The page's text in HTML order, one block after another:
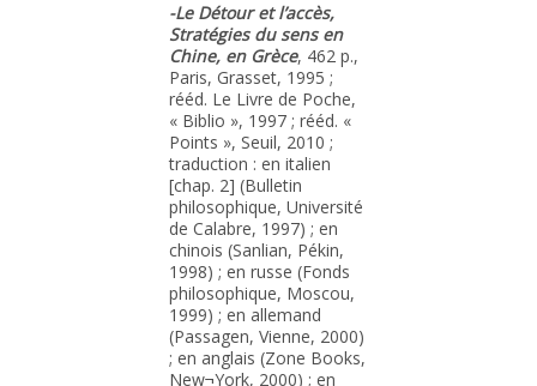
-Le Détour et l’accès,
Stratégies du sens en
Chine, en Grèce, 462 p.,
Paris, Grasset, 1995 ;
rééd. Le Livre de Poche,
« Biblio », 1997 ; rééd. «
Points », Seuil, 2010 ;
traduction : en italien
[chap. 2] (Bulletin
philosophique, Université
de Calabre, 1997) ; en
chinois (Sanlian, Pékin,
1998) ; en russe (Fonds
philosophique, Moscou,
1999) ; en allemand
(Passagen, Vienne, 2000)
; en anglais (Zone Books,
New¬York, 2000) ; en